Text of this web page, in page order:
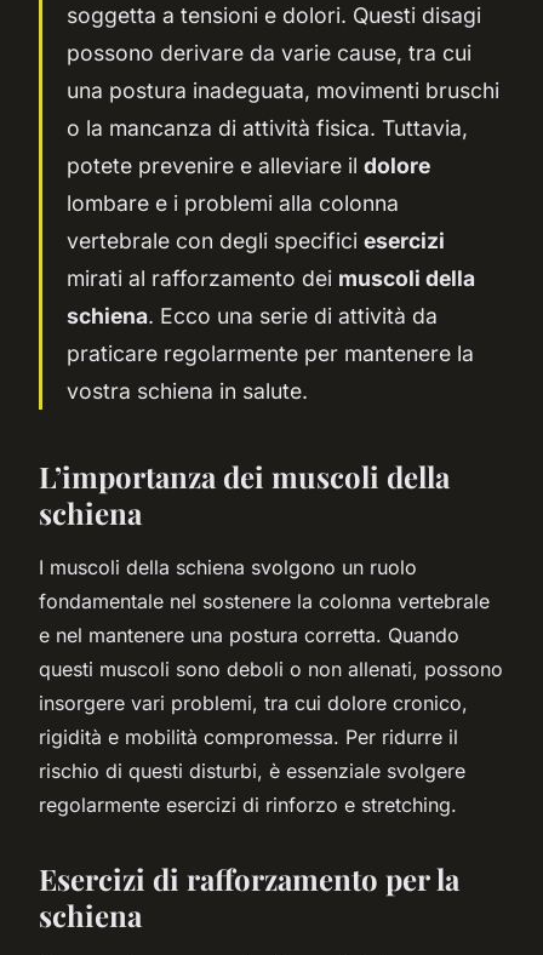
soggetta a tensioni e dolori. Questi disagi
possono derivare da varie cause, tra cui
una postura inadeguata, movimenti bruschi
o la mancanza di attività fisica. Tuttavia,
potete prevenire e alleviare il dolore
lombare e i problemi alla colonna
vertebrale con degli specifici esercizi
mirati al rafforzamento dei muscoli della
schiena. Ecco una serie di attività da
praticare regolarmente per mantenere la
vostra schiena in salute.
L’importanza dei muscoli della
schiena
I muscoli della schiena svolgono un ruolo
fondamentale nel sostenere la colonna vertebrale
e nel mantenere una postura corretta. Quando
questi muscoli sono deboli o non allenati, possono
insorgere vari problemi, tra cui dolore cronico,
rigidità e mobilità compromessa. Per ridurre il
rischio di questi disturbi, è essenziale svolgere
regolarmente esercizi di rinforzo e stretching.
Esercizi di rafforzamento per la
schiena